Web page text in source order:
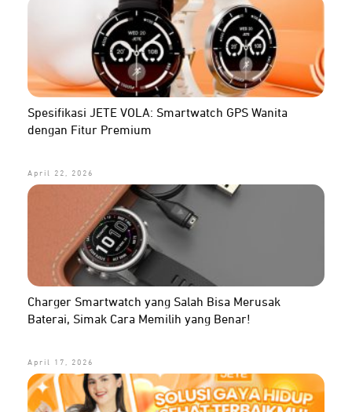
Spesifikasi JETE VOLA: Smartwatch GPS Wanita
dengan Fitur Premium
April 22, 2026
Charger Smartwatch yang Salah Bisa Merusak
Baterai, Simak Cara Memilih yang Benar!
April 17, 2026